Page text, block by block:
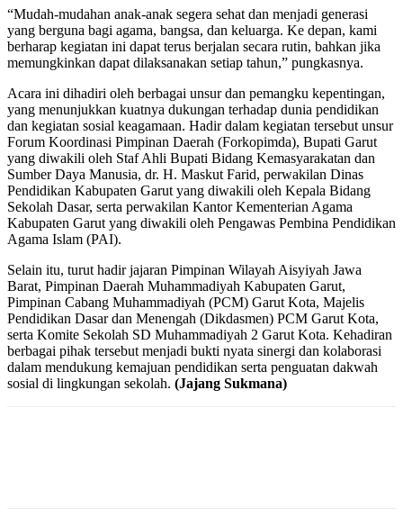
“Mudah-mudahan anak-anak segera sehat dan menjadi generasi
yang berguna bagi agama, bangsa, dan keluarga. Ke depan, kami
berharap kegiatan ini dapat terus berjalan secara rutin, bahkan jika
memungkinkan dapat dilaksanakan setiap tahun,” pungkasnya.
Acara ini dihadiri oleh berbagai unsur dan pemangku kepentingan,
yang menunjukkan kuatnya dukungan terhadap dunia pendidikan
dan kegiatan sosial keagamaan. Hadir dalam kegiatan tersebut unsur
Forum Koordinasi Pimpinan Daerah (Forkopimda), Bupati Garut
yang diwakili oleh Staf Ahli Bupati Bidang Kemasyarakatan dan
Sumber Daya Manusia, dr. H. Maskut Farid, perwakilan Dinas
Pendidikan Kabupaten Garut yang diwakili oleh Kepala Bidang
Sekolah Dasar, serta perwakilan Kantor Kementerian Agama
Kabupaten Garut yang diwakili oleh Pengawas Pembina Pendidikan
Agama Islam (PAI).
Selain itu, turut hadir jajaran Pimpinan Wilayah Aisyiyah Jawa
Barat, Pimpinan Daerah Muhammadiyah Kabupaten Garut,
Pimpinan Cabang Muhammadiyah (PCM) Garut Kota, Majelis
Pendidikan Dasar dan Menengah (Dikdasmen) PCM Garut Kota,
serta Komite Sekolah SD Muhammadiyah 2 Garut Kota. Kehadiran
berbagai pihak tersebut menjadi bukti nyata sinergi dan kolaborasi
dalam mendukung kemajuan pendidikan serta penguatan dakwah
sosial di lingkungan sekolah. (Jajang Sukmana)